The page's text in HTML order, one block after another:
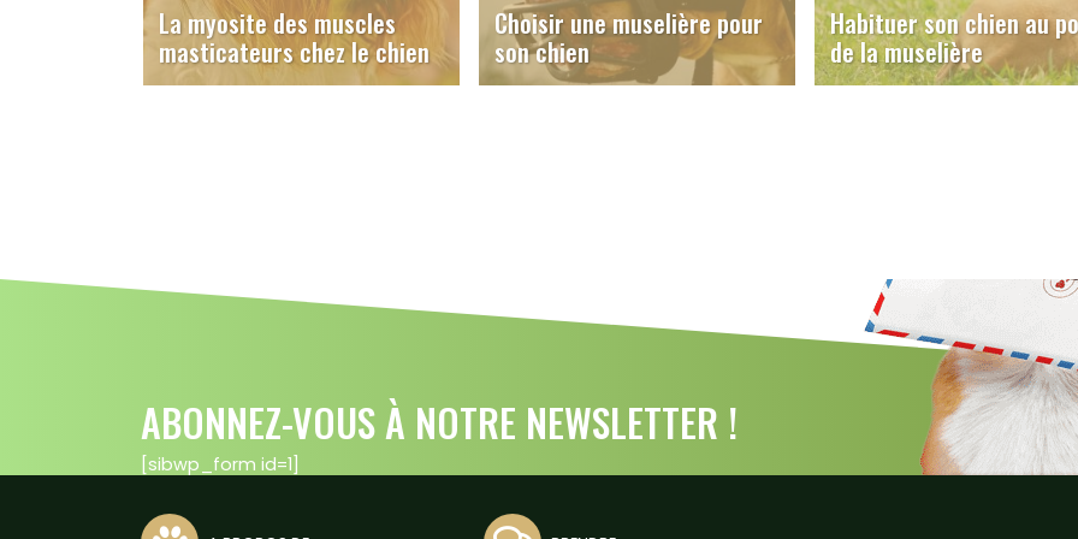
La myosite des muscles
masticateurs chez le chien
Choisir une muselière pour
son chien
Habituer son chien au
de la muselière
ABONNEZ-VOUS À NOTRE NEWSLETTER !
[sibwp_form id=1]